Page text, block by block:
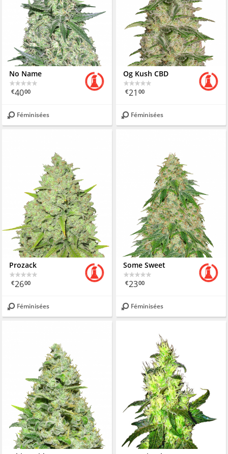
No Name
€4000
Féminisées
Og Kush CBD
€21 00
Féminisées
Prozack
€2600
Féminisées
Some Sweet
€2300
Féminisées